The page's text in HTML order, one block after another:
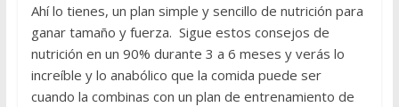
Ahí lo tienes, un plan simple y sencillo de nutrición para
ganar tamaño y fuerza. Sigue estos consejos de
nutrición en un 90% durante 3 a 6 meses y verás lo
increíble y lo anabólico que la comida puede ser
cuando la combinas con un plan de entrenamiento de